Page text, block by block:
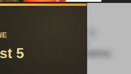
приводит к
холестерина
порошок может помочь
помимо других